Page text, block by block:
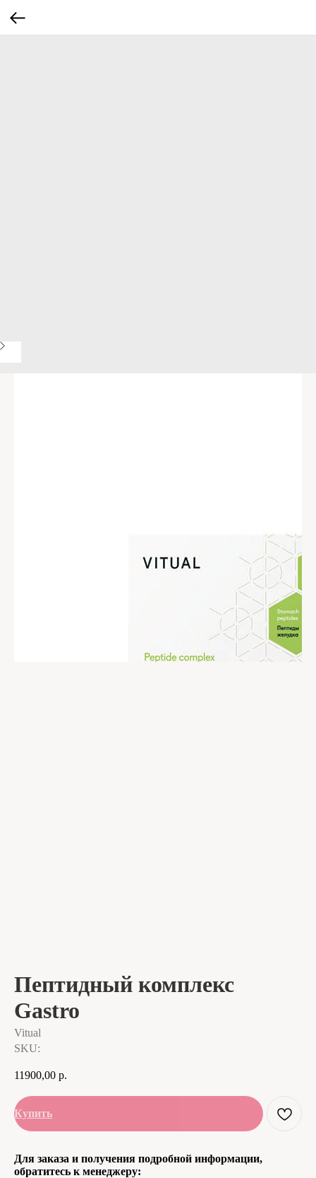
Пептидный комплекс
Gastro
Vitual
SKU:
11900,00 р.
Купить
Для заказа и получения подробной информации,
обратитесь к менеджеру: